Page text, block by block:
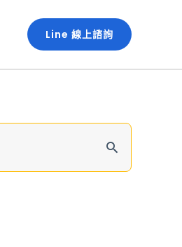
Line 線上諮詢